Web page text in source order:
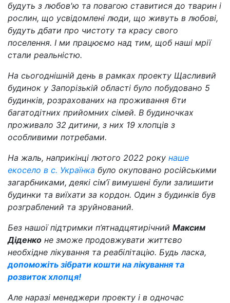
будуть з любов'ю та повагою ставитися до тварин і
рослин, що усвідомлені люди, що живуть в любові,
будуть дбати про чистоту та красу свого
поселення. І ми працюємо над тим, щоб наші мрії
стали реальністю.
На сьогоднішній день в рамках проекту Щасливий
будинок у Запорізькій області було побудовано 5
будинків, розрахованих на проживання 6ти
багатодітних прийомних сімей. В будиночках
проживало 32 дитини, з них 19 хлопців з
особливими потребами.
На жаль, наприкінці лютого 2022 року наше
екосело в с. Українка було окуповано російськими
загарбниками, деякі сім’ї вимушені були залишити
будинки та виїхати за кордон. Один з будинків був
розграблений та зруйнований.
Без нашої підтримки п’ятнадцятирічний Максим
Діденко не зможе продовжувати життєво
необхідне лікування та реабілітацію. Будь ласка,
допоможіть зібрати кошти на лікування та
розвиток хлопця!
Але наразі менеджери проекту і в одночас